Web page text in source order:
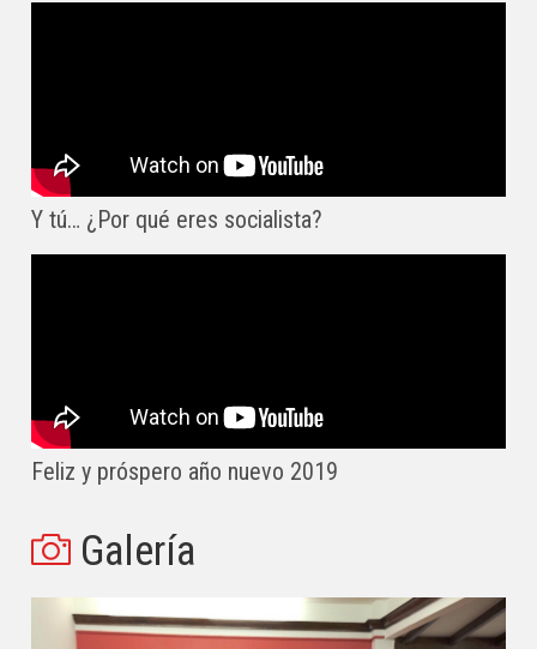
Y tú… ¿Por qué eres socialista?
Feliz y próspero año nuevo 2019
Galería